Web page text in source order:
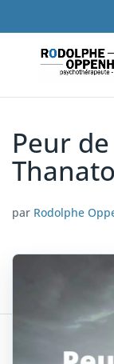
Peur
par Rodolphe